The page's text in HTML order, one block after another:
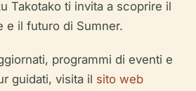
Takotako ti invita a scoprire il
e il futuro di Sumner.
programmi di eventi e
guidati, visita il sito web